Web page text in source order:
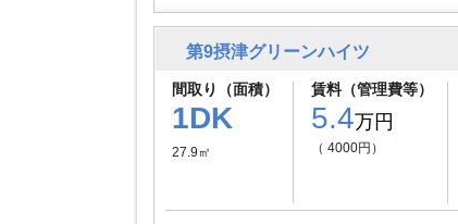
第9摂津グリーンハイツ
間取り（面積）
1DK
27.9㎡
賃料（管理費等）
5.4万円
（ 4000円）